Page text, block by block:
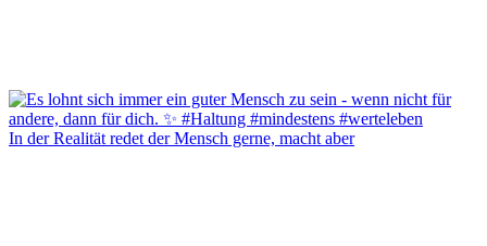
In der Realität redet der Mensch gerne, macht aber